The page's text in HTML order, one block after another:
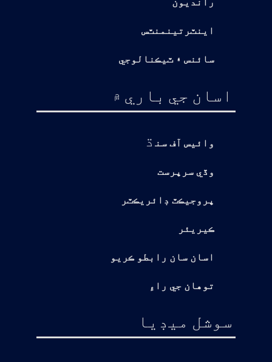
رانديون
اينٽرتينمنٽس
سائنس ۽ ٽيڪنالوجي
اسان جي باري ۾
وائيس آف سن ڌ
وڏي سرپرست
پروجيڪٽ ڊائريڪٽر
ڪيريئر
اسان سان رابطو ڪريو
توهان جي راءِ
سوشل ميڊيا